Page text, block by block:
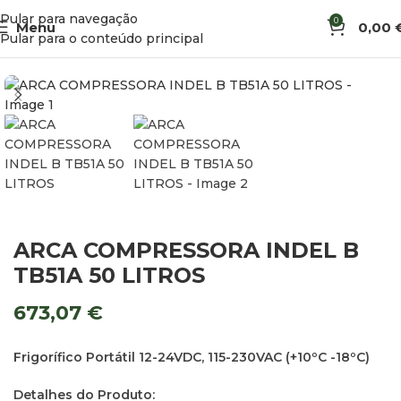
Pular para navegação
Pular para o conteúdo principal
Menu 0 0,00
Início Arcas e Frigoríficos Arcas Compressoras
ARCA COMPRESSORA INDEL B
TB51A 50 LITROS
673,07 €
Frigorífico Portátil 12-24VDC, 115-230VAC (+10ºC -18ºC)
Detalhes do Produto: